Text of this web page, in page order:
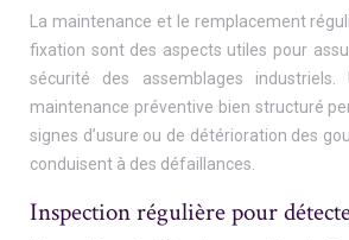
La maintenance et le remplacement
fixation sont des aspects utiles pour
sécurité des assemblages
maintenance préventive bien structuré
signes d’usure ou de détérioration des
conduisent à des défaillances.
Inspection régulière pour